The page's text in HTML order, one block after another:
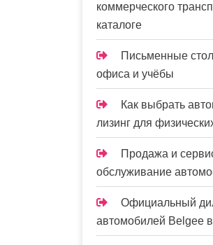
коммерческого
каталоге
Письменные
офиса и учёбы
Как выбрать
лизинг для
Продажа и
обслуживание
Официальный
автомобилей Belgee